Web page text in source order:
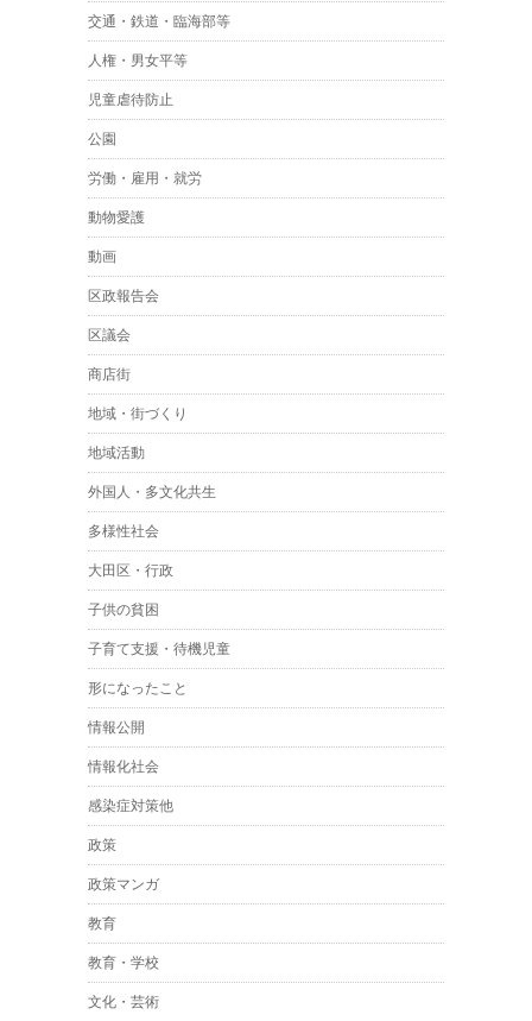
交通・鉄道・臨海部等
人権・男女平等
児童虐待防止
公園
労働・雇用・就労
動物愛護
動画
区政報告会
区議会
商店街
地域・街づくり
地域活動
外国人・多文化共生
多様性社会
大田区・行政
子供の貧困
子育て支援・待機児童
形になったこと
情報公開
情報化社会
感染症対策他
政策
政策マンガ
教育
教育・学校
文化・芸術